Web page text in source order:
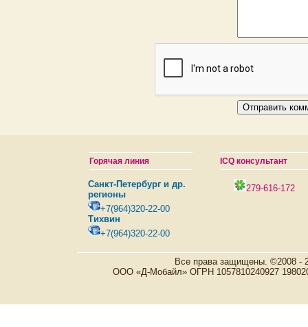
Горячая линия
Санкт-Петербург и др.
регионы
+7(964)320-22-00
Тихвин
+7(964)320-22-00
ICQ консультант
279-616-172
Все права защищены. ©2008 -
ООО «Д-Мобайл» ОГРН 1057810240927